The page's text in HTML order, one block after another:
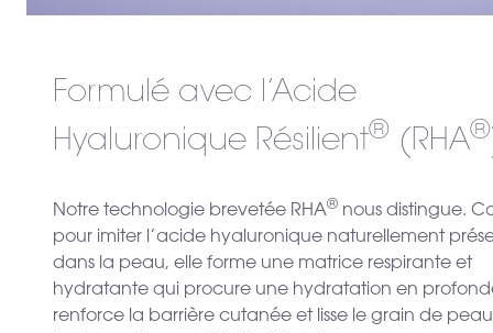
Formulé avec l’Acide
Hyaluronique Résilient® (RHA®
Notre technologie brevetée RHA® nous distingue.
pour imiter l’acide hyaluronique naturellement
dans la peau, elle forme une matrice respirante et
hydratante qui procure une hydratation en
renforce la barrière cutanée et lisse le grain de